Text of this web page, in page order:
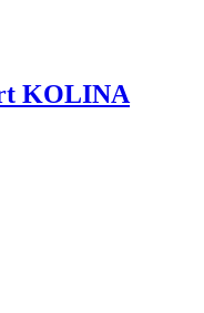
KOLINA